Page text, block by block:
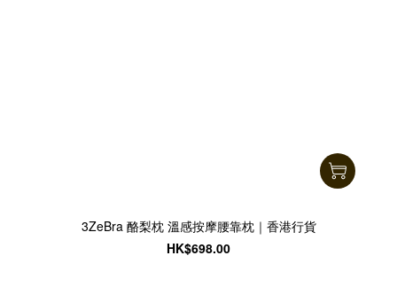
3ZeBra 酪梨枕 溫感按摩腰靠枕｜香港行貨
HK$698.00